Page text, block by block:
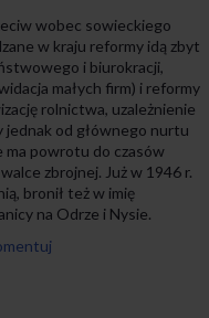
wobec sowieckiego
w kraju reformy idą zbyt
i biurokracji,
małych firm) i reformy
rolnictwa, uzależnienie
jednak od głównego nurtu
ma powrotu do czasów
zbrojnej. Już w 1946 r.
bronił też w imię
na Odrze i Nysie.